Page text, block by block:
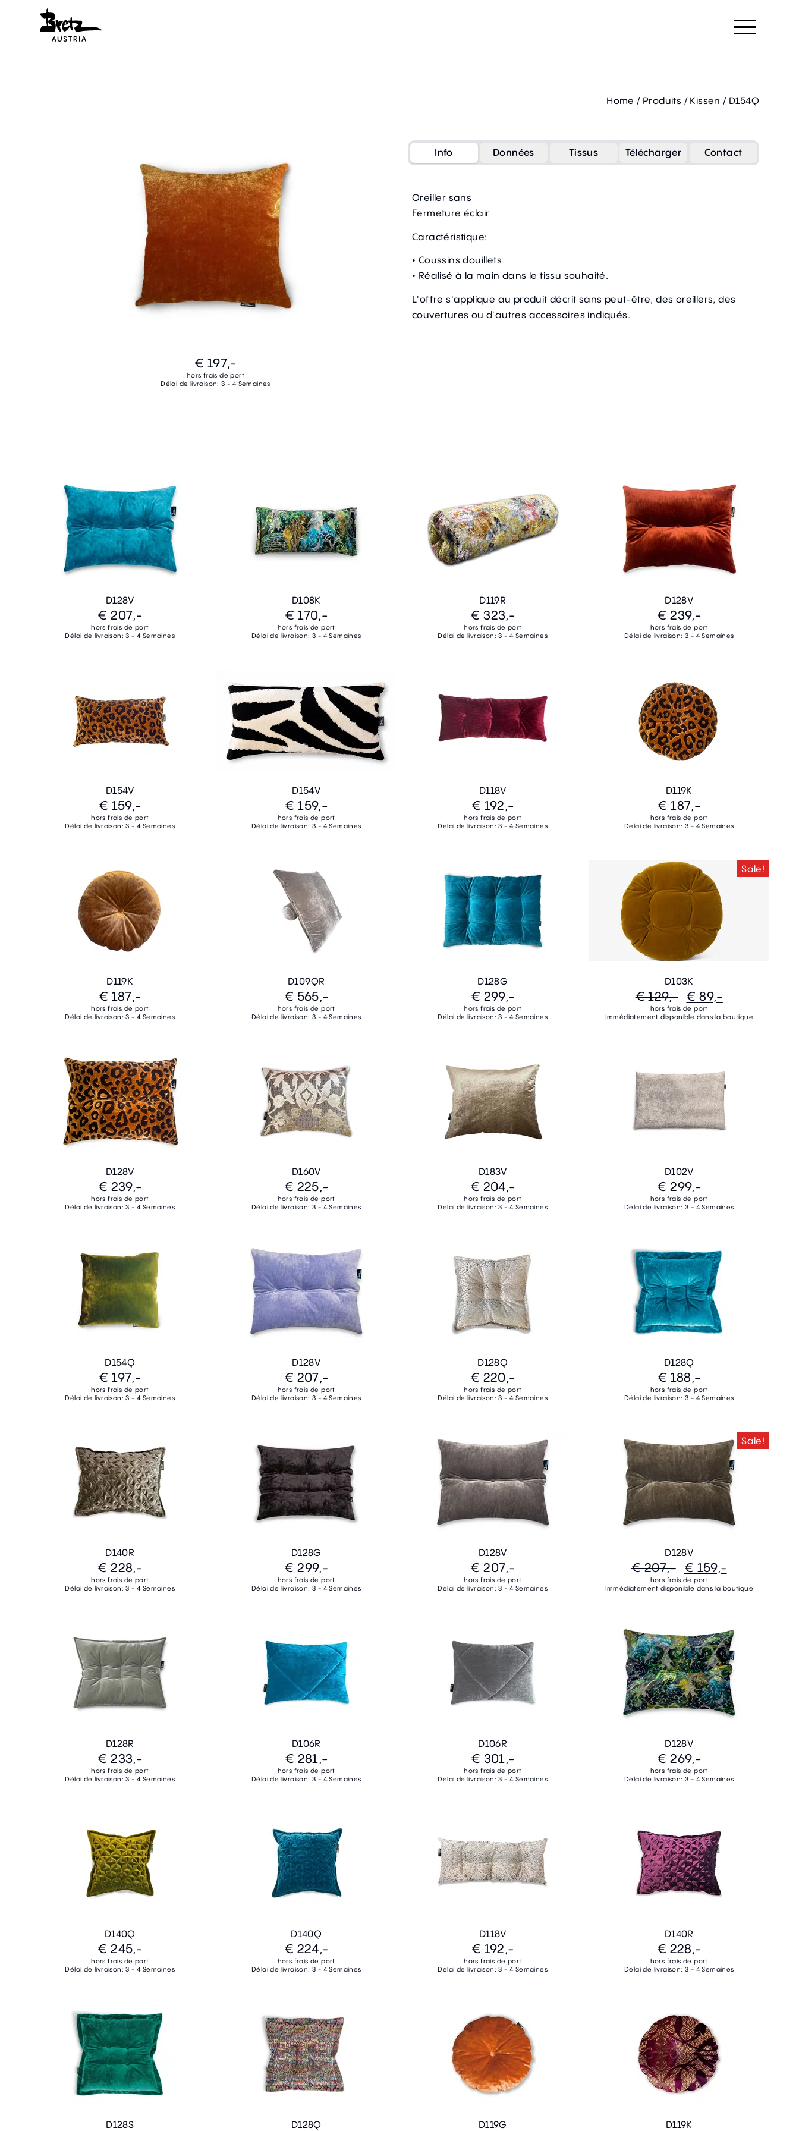
Home / Produits / Kissen / D154Q
€ 197,-
hors frais de port
Délai de livraison: 3 - 4 Semaines
Info Données Tissus Télécharger Contact
Oreiller sans
Fermeture éclair
Caractéristique:
• Coussins douillets
• Réalisé à la main dans le tissu souhaité.
L'offre s'applique au produit décrit sans peut-être, des oreillers, des
couvertures ou d'autres accessoires indiqués.
D128V
€ 207,-
hors frais de port
Délai de livraison: 3 - 4 Semaines
D108K
€ 170,-
hors frais de port
Délai de livraison: 3 - 4 Semaines
D119R
€ 323,-
hors frais de port
Délai de livraison: 3 - 4 Semaines
D128V
€ 239,-
hors frais de port
Délai de livraison: 3 - 4 Semaines
D154V
€ 159,-
hors frais de port
Délai de livraison: 3 - 4 Semaines
D154V
€ 159,-
hors frais de port
Délai de livraison: 3 - 4 Semaines
D118V
€ 192,-
hors frais de port
Délai de livraison: 3 - 4 Semaines
D119K
€ 187,-
hors frais de port
Délai de livraison: 3 - 4 Semaines
D119K
€ 187,-
hors frais de port
Délai de livraison: 3 - 4 Semaines
D109QR
€ 565,-
hors frais de port
Délai de livraison: 3 - 4 Semaines
D128G
€ 299,-
hors frais de port
Délai de livraison: 3 - 4 Semaines
Sale!
D103K
€ 129,- € 89,-
hors frais de port
Immédiatement disponible dans la boutique
D128V
€ 239,-
hors frais de port
Délai de livraison: 3 - 4 Semaines
D160V
€ 225,-
hors frais de port
Délai de livraison: 3 - 4 Semaines
D183V
€ 204,-
hors frais de port
Délai de livraison: 3 - 4 Semaines
D102V
€ 299,-
hors frais de port
Délai de livraison: 3 - 4 Semaines
D154Q
€ 197,-
hors frais de port
Délai de livraison: 3 - 4 Semaines
D128V
€ 207,-
hors frais de port
Délai de livraison: 3 - 4 Semaines
D128Q
€ 220,-
hors frais de port
Délai de livraison: 3 - 4 Semaines
D128Q
€ 188,-
hors frais de port
Délai de livraison: 3 - 4 Semaines
D140R
€ 228,-
hors frais de port
Délai de livraison: 3 - 4 Semaines
D128G
€ 299,-
hors frais de port
Délai de livraison: 3 - 4 Semaines
D128V
€ 207,-
hors frais de port
Délai de livraison: 3 - 4 Semaines
Sale!
D128V
€ 207,- € 159,-
hors frais de port
Immédiatement disponible dans la boutique
D128R
€ 233,-
hors frais de port
Délai de livraison: 3 - 4 Semaines
D106R
€ 281,-
hors frais de port
Délai de livraison: 3 - 4 Semaines
D106R
€ 301,-
hors frais de port
Délai de livraison: 3 - 4 Semaines
D128V
€ 269,-
hors frais de port
Délai de livraison: 3 - 4 Semaines
D140Q
€ 245,-
hors frais de port
Délai de livraison: 3 - 4 Semaines
D140Q
€ 224,-
hors frais de port
Délai de livraison: 3 - 4 Semaines
D118V
€ 192,-
hors frais de port
Délai de livraison: 3 - 4 Semaines
D140R
€ 228,-
hors frais de port
Délai de livraison: 3 - 4 Semaines
D128S D128Q D119G D119K